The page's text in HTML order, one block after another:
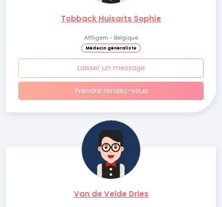
Tobback Huisarts Sophie
Affligem - Belgique
Médecin généraliste
Laisser un message
Prendre rendez-vous
Van de Velde Dries